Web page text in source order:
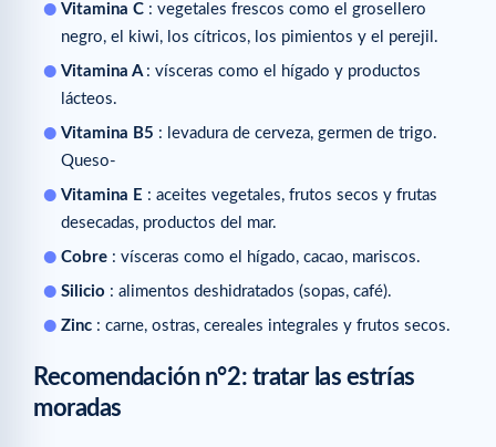
Vitamina C : vegetales frescos como el grosellero
negro, el kiwi, los cítricos, los pimientos y el perejil.
Vitamina A : vísceras como el hígado y productos
lácteos.
Vitamina B5 : levadura de cerveza, germen de trigo.
Queso-
Vitamina E : aceites vegetales, frutos secos y frutas
desecadas, productos del mar.
Cobre : vísceras como el hígado, cacao, mariscos.
Silicio : alimentos deshidratados (sopas, café).
Zinc : carne, ostras, cereales integrales y frutos secos.
Recomendación n°2: tratar las estrías
moradas